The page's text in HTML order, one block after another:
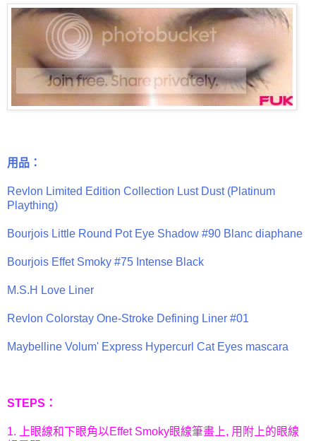
用品：
Revlon Limited Edition Collection Lust Dust (Platinum
Plaything)
Bourjois Little Round Pot Eye Shadow #90 Blanc diaphane
Bourjois Effet Smoky #75 Intense Black
M.S.H Love Liner
Revlon Colorstay One-Stroke Defining Liner #01
Maybelline Volum' Express Hypercurl Cat Eyes mascara
STEPS：
1. 上眼線和下眼角以Effet Smoky眼線筆畫上, 用附上的眼線